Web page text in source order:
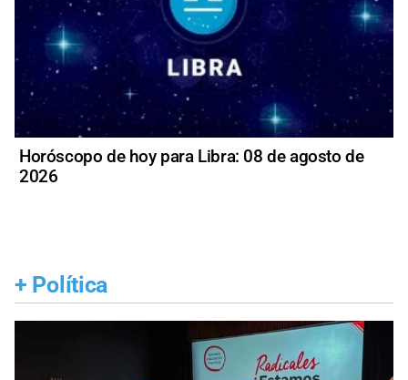
Horóscopo de hoy para Libra: 08 de agosto de
2026
+ Política